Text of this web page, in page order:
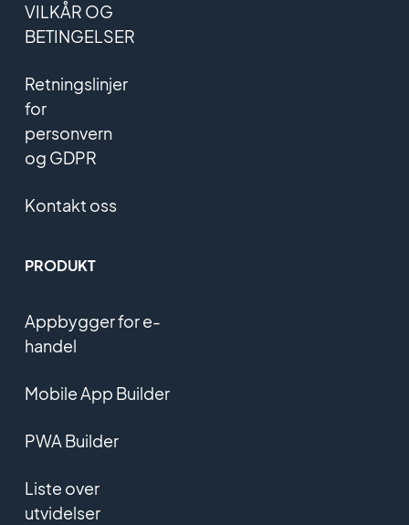
VILKÅR OG
BETINGELSER
Retningslinjer
for
personvern
og GDPR
Kontakt oss
PRODUKT
Appbygger for e-
handel
Mobile App Builder
PWA Builder
Liste over
utvidelser